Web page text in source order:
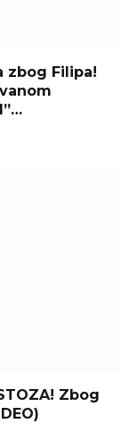
zbog Filipa!
Zbog